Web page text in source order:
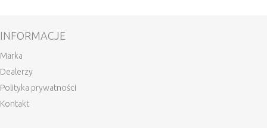
INFORMACJE
Marka
Dealerzy
Polityka prywatności
Kontakt